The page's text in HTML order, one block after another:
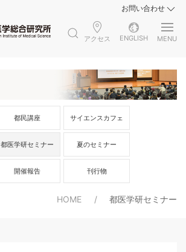
お問い合わせ
アクセス ENGLISH MENU
都民講座 サイエンスカフェ
都医学研セミナー 夏のセミナー
開催報告 刊行物
HOME 都医学研セミナー